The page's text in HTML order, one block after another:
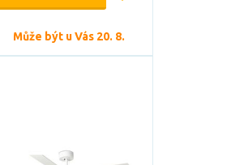
Může být u Vás 20. 8.